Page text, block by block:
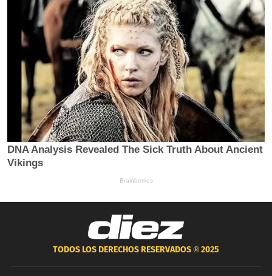
TODOS LOS DERECHOS RESERVADOS ®2025